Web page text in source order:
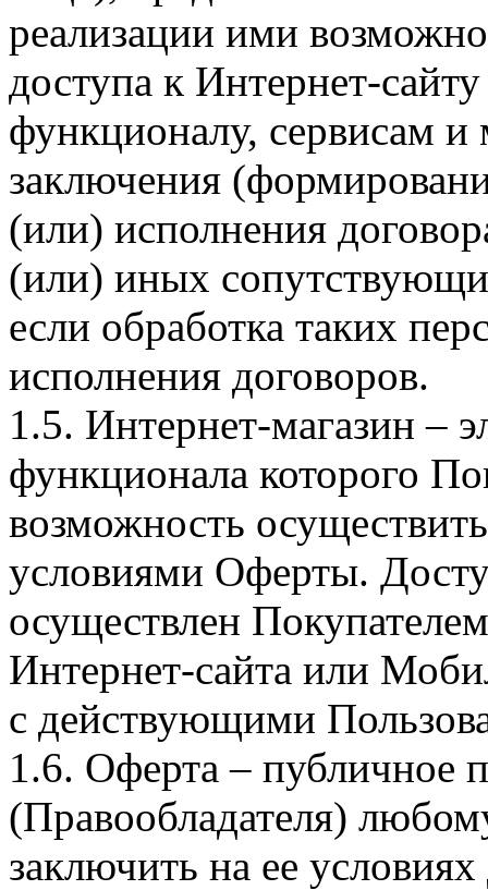
реализации ими
доступа к Интернет-
функционалу, сервисам и
заключения
(или) исполнения
(или) иных
если обработка таких
исполнения договоров.
1.5. Интернет-магазин –
функционала которого
возможность
условиями Оферты.
осуществлен
Интернет-сайта или
с действующими
1.6. Оферта – публичное
(Правообладателя)
заключить на ее